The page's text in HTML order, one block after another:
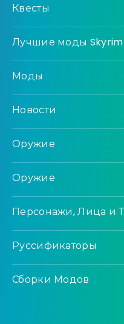
Квесты
Лучшие моды Skyrim
Моды
Новости
Оружие
Оружие
Персонажи, Лица и
Руссификаторы
Сборки Модов